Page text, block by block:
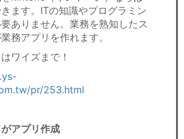
ます。ITの知識やプログラミン
ありません。業務を熟知したス
務アプリを作れます。
ワイズまで！
pr/253.html
アプリ作成